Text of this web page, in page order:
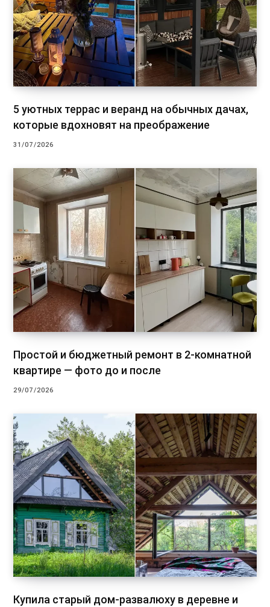
5 уютных террас и веранд на обычных дачах,
которые вдохновят на преображение
31/07/2026
Простой и бюджетный ремонт в 2-комнатной
квартире — фото до и после
29/07/2026
Купила старый дом-развалюху в деревне и